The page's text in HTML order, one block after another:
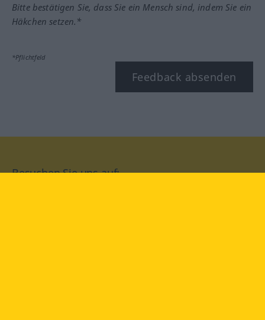
Bitte bestätigen Sie, dass Sie ein Mensch sind, indem Sie ein
Häkchen setzen.*
*Pflichtfeld
Feedback absenden
Besuchen Sie uns auf: